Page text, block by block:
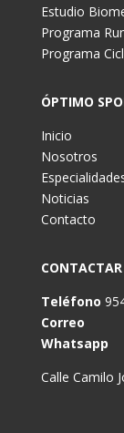
Estudio
Programa
Programa
ÓPTIMO
Inicio
Nosotros
Noticias
Contacto
CONTACTAR
Teléfono
Correo
Whatsapp
Calle Camilo